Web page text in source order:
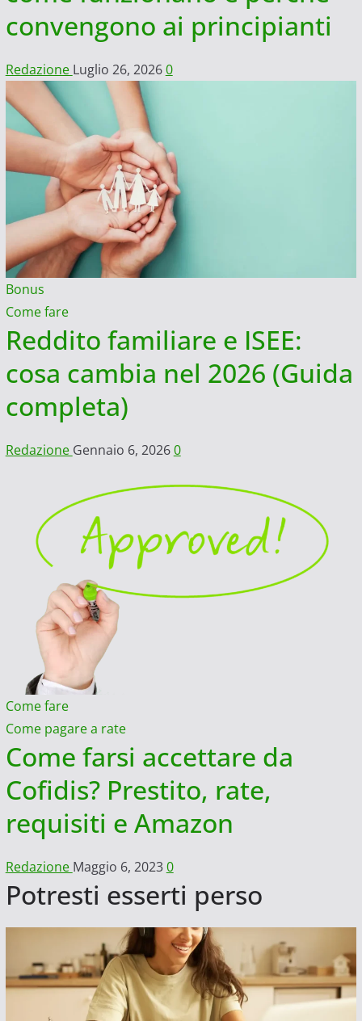
convengono ai principianti
Redazione Luglio 26, 20260
Bonus
Come fare
Reddito familiare e ISEE:
cosa cambia nel 2026 (Guida
completa)
Redazione Gennaio 6, 20260
Come fare
Come pagare a rate
Come farsi accettare da
Cofidis? Prestito, rate,
requisiti e Amazon
Redazione Maggio 6, 20230
Potresti esserti perso